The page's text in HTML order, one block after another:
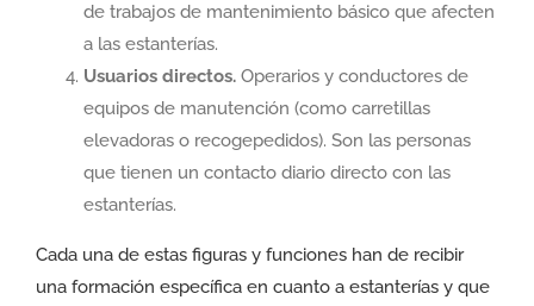
de trabajos de mantenimiento básico que afecten
a las estanterías.
Usuarios directos. Operarios y conductores de
equipos de manutención (como carretillas
elevadoras o recogepedidos). Son las personas
que tienen un contacto diario directo con las
estanterías.
Cada una de estas figuras y funciones han de recibir
una formación específica en cuanto a estanterías y que